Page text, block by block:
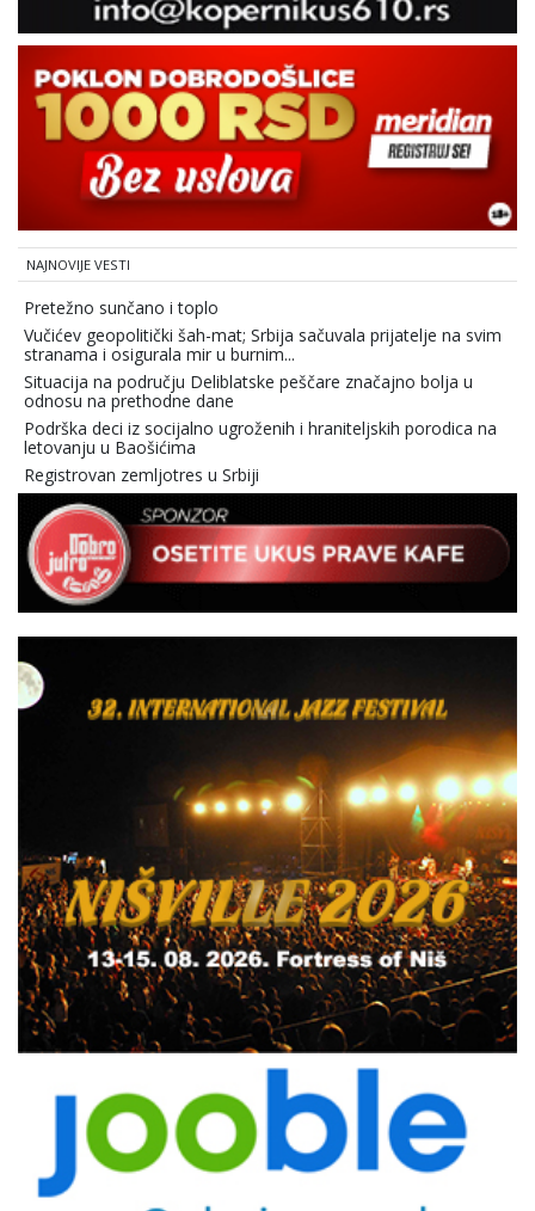
NAJNOVIJE VESTI
Pretežno sunčano i toplo
Vučićev geopolitički šah-mat; Srbija sačuvala prijatelje na svim
stranama i osigurala mir u burnim...
Situacija na području Deliblatske peščare značajno bolja u
odnosu na prethodne dane
Podrška deci iz socijalno ugroženih i hraniteljskih porodica na
letovanju u Baošićima
Registrovan zemljotres u Srbiji